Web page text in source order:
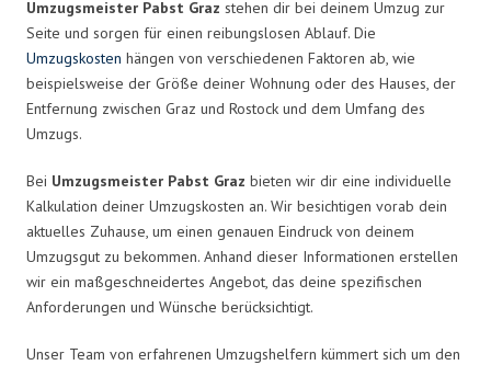
Umzugsmeister Pabst Graz stehen dir bei deinem Umzug zur
Seite und sorgen für einen reibungslosen Ablauf. Die
Umzugskosten hängen von verschiedenen Faktoren ab, wie
beispielsweise der Größe deiner Wohnung oder des Hauses, der
Entfernung zwischen Graz und Rostock und dem Umfang des
Umzugs.
Bei Umzugsmeister Pabst Graz bieten wir dir eine individuelle
Kalkulation deiner Umzugskosten an. Wir besichtigen vorab dein
aktuelles Zuhause, um einen genauen Eindruck von deinem
Umzugsgut zu bekommen. Anhand dieser Informationen erstellen
wir ein maßgeschneidertes Angebot, das deine spezifischen
Anforderungen und Wünsche berücksichtigt.
Unser Team von erfahrenen Umzugshelfern kümmert sich um den